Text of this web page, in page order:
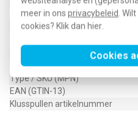
meer in ons privacybeleid .
cookies? Klik dan hier
Cookies
Toepassing
Lamphouder
Type / SKU (MPN)
EAN (GTIN-13)
Klusspullen artikelnummer